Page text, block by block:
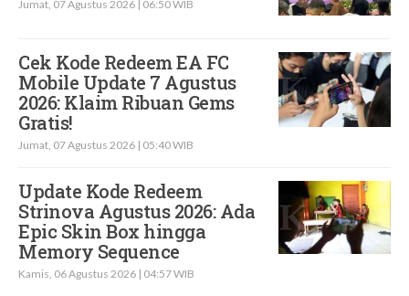
Jumat, 07 Agustus 2026 | 06:50 WIB
Cek Kode Redeem EA FC
Mobile Update 7 Agustus
2026: Klaim Ribuan Gems
Gratis!
Jumat, 07 Agustus 2026 | 05:40 WIB
Update Kode Redeem
Strinova Agustus 2026: Ada
Epic Skin Box hingga
Memory Sequence
Kamis, 06 Agustus 2026 | 04:57 WIB